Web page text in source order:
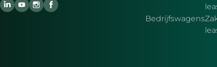
Bedrijfswagens